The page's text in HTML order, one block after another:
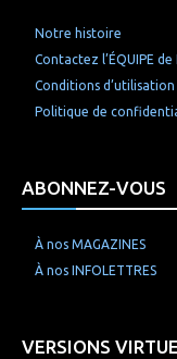
Notre histoire
Contactez l’ÉQUIPE de
Conditions d’utilisation
Politique de
ABONNEZ-VOUS
À nos MAGAZINES
À nos INFOLETTRES
VERSIONS